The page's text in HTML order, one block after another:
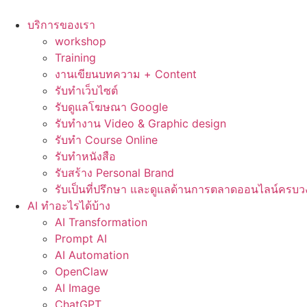
บริการของเรา
workshop
Training
งานเขียนบทความ + Content
รับทำเว็บไซต์
รับดูแลโฆษณา Google
รับทำงาน Video & Graphic design
รับทำ Course Online
รับทำหนังสือ
รับสร้าง Personal Brand
รับเป็นที่ปรึกษา และดูแลด้านการตลาดออนไลน์ครบว
AI ทำอะไรได้บ้าง
AI Transformation
Prompt AI
AI Automation
OpenClaw
AI Image
ChatGPT